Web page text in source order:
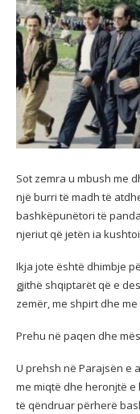
Sot zemra u mbush me
një burri të madh të
bashkëpunëtori të
njeriut që jetën ia
Ikja jote është dhimbje
gjithë shqiptarët që e
zemër, me shpirt dhe
Prehu në paqen dhe
U prehsh në Parajsën e
me miqtë dhe heronjtë e
të qëndruar përherë